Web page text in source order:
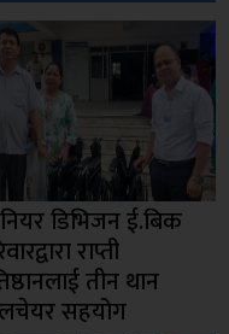
डिभिजन ई.बिक
राप्ती
तीन थान
सहयोग